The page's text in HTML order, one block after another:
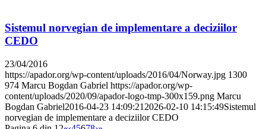
Sistemul norvegian de implementare a deciziilor
CEDO
23/04/2016
https://apador.org/wp-content/uploads/2016/04/Norway.jpg 1300
974 Marcu Bogdan Gabriel https://apador.org/wp-
content/uploads/2020/09/apador-logo-tmp-300x159.png Marcu
Bogdan Gabriel2016-04-23 14:09:21 2026-02-10 14:15:49Sistemul
norvegian de implementare a deciziilor CEDO